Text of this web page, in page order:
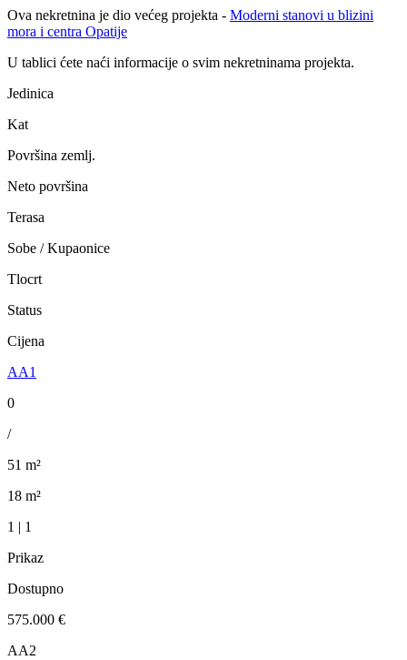
Ova nekretnina je dio većeg projekta - Moderni stanovi u blizini
mora i centra Opatije
U tablici ćete naći informacije o svim nekretninama projekta.
Jedinica
Kat
Površina zemlj.
Neto površina
Terasa
Sobe / Kupaonice
Tlocrt
Status
Cijena
AA1
0
/
51 m²
18 m²
1 | 1
Prikaz
Dostupno
575.000 €
AA2